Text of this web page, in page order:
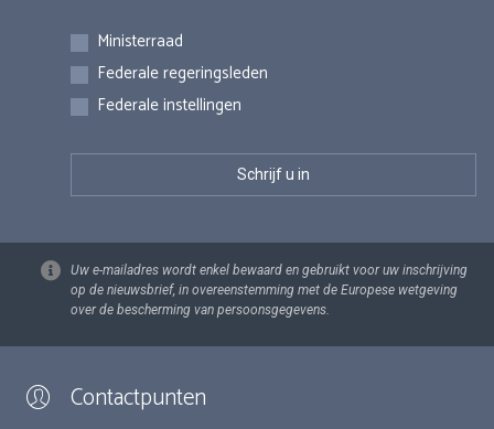
Inschrijvingen
Ministerraad
Federale regeringsleden
Federale instellingen
Uw e-mailadres wordt enkel bewaard en gebruikt voor uw inschrijving
op de nieuwsbrief, in overeenstemming met de Europese wetgeving
over de bescherming van persoonsgegevens.
Contactpunten